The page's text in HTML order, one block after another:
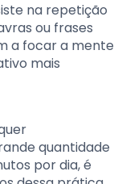
na repetição
ou frases
a focar a mente
mais
quantidade
por dia, é